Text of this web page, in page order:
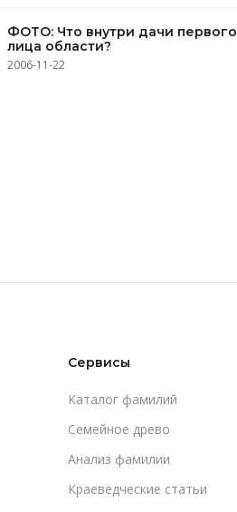
ФОТО: Что внутри дачи первого
лица области?
2006-11-22
Сервисы
Каталог фамилий
Cемейное древо
Анализ фамилии
Краеведческие статьи